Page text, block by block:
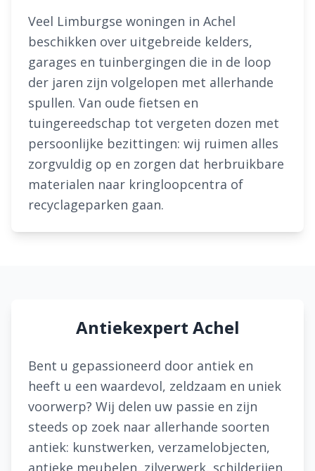
Veel Limburgse woningen in Achel
beschikken over uitgebreide kelders,
garages en tuinbergingen die in de loop
der jaren zijn volgelopen met allerhande
spullen. Van oude fietsen en
tuingereedschap tot vergeten dozen met
persoonlijke bezittingen: wij ruimen alles
zorgvuldig op en zorgen dat herbruikbare
materialen naar kringloopcentra of
recyclageparken gaan.
Antiekexpert Achel
Bent u gepassioneerd door antiek en
heeft u een waardevol, zeldzaam en uniek
voorwerp? Wij delen uw passie en zijn
steeds op zoek naar allerhande soorten
antiek: kunstwerken, verzamelobjecten,
antieke meubelen, zilverwerk, schilderijen,